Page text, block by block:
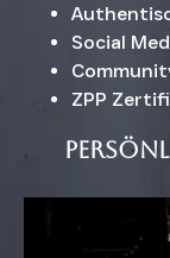
Social
ZPP